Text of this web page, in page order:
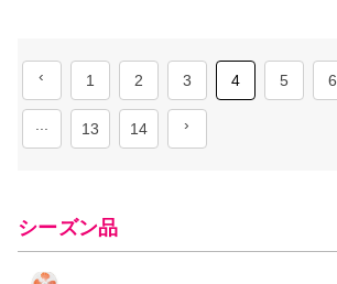
‹ 1 2 3 4 5 6
13 14 ›
シーズン品